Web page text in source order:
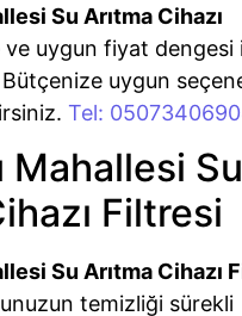
Su Arıtma Cihazı
ve uygun fiyat dengesi
Bütçenize uygun
Tel:
Mahallesi Su
Filtresi
Su Arıtma Cihazı
temizliği sürekli